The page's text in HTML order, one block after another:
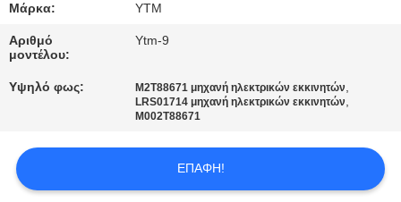
ΖΗΤΉΣΤΕ
ΈΝΑ
ΑΠΌΣΠΑΣΜΑ
ΠΟΛΙΤΙΚΉ
Μάρκα: YTM
Αριθμό
μοντέλου:
Ytm-9
Υψηλό φως: M2T88671 μηχανή ηλεκτρικών εκκινητών,
LRS01714 μηχανή ηλεκτρικών εκκινητών,
M002T88671
ΕΠΑΦΉ!